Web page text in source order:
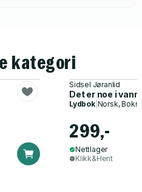
kategori
Sidsel Jøranlid
Det er noe i
Lydbok| Norsk,
299,-
Nettlager
Klikk&Hent